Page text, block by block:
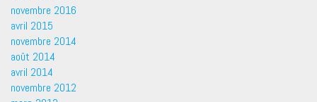
novembre 2016
avril 2015
novembre 2014
août 2014
avril 2014
novembre 2012